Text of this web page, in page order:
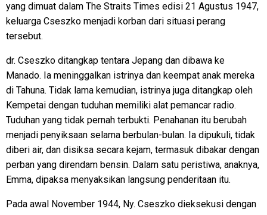
yang dimuat dalam The Straits Times edisi 21 Agustus 1947,
keluarga Cseszko menjadi korban dari situasi perang
tersebut.
dr. Cseszko ditangkap tentara Jepang dan dibawa ke
Manado. Ia meninggalkan istrinya dan keempat anak mereka
di Tahuna. Tidak lama kemudian, istrinya juga ditangkap oleh
Kempetai dengan tuduhan memiliki alat pemancar radio.
Tuduhan yang tidak pernah terbukti. Penahanan itu berubah
menjadi penyiksaan selama berbulan-bulan. Ia dipukuli, tidak
diberi air, dan disiksa secara kejam, termasuk dibakar dengan
perban yang direndam bensin. Dalam satu peristiwa, anaknya,
Emma, dipaksa menyaksikan langsung penderitaan itu.
Pada awal November 1944, Ny. Cseszko dieksekusi dengan